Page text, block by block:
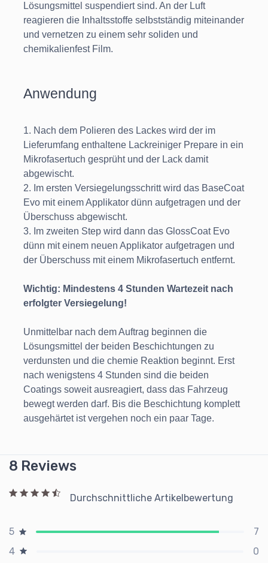
Lösungsmittel suspendiert sind. An der Luft
reagieren die Inhaltsstoffe selbstständig miteinander
und vernetzen zu einem sehr soliden und
chemikalienfest Film.
Anwendung
1. Nach dem Polieren des Lackes wird der im
Lieferumfang enthaltene Lackreiniger Prepare in ein
Mikrofasertuch gesprüht und der Lack damit
abgewischt.
2. Im ersten Versiegelungsschritt wird das BaseCoat
Evo mit einem Applikator dünn aufgetragen und der
Überschuss abgewischt.
3. Im zweiten Step wird dann das GlossCoat Evo
dünn mit einem neuen Applikator aufgetragen und
der Überschuss mit einem Mikrofasertuch entfernt.
Wichtig: Mindestens 4 Stunden Wartezeit nach
erfolgter Versiegelung!
Unmittelbar nach dem Auftrag beginnen die
Lösungsmittel der beiden Beschichtungen zu
verdunsten und die chemie Reaktion beginnt. Erst
nach wenigstens 4 Stunden sind die beiden
Coatings soweit ausreagiert, dass das Fahrzeug
bewegt werden darf. Bis die Beschichtung komplett
ausgehärtet ist vergehen noch ein paar Tage.
8 Reviews
Durchschnittliche Artikelbewertung
5
7
4
0